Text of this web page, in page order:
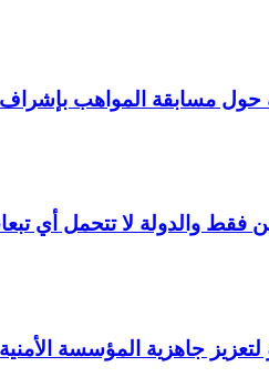
حول مسابقة المواهب
فقط والدولة لا تتحمل أي
لتعزيز جاهزية المؤسسة